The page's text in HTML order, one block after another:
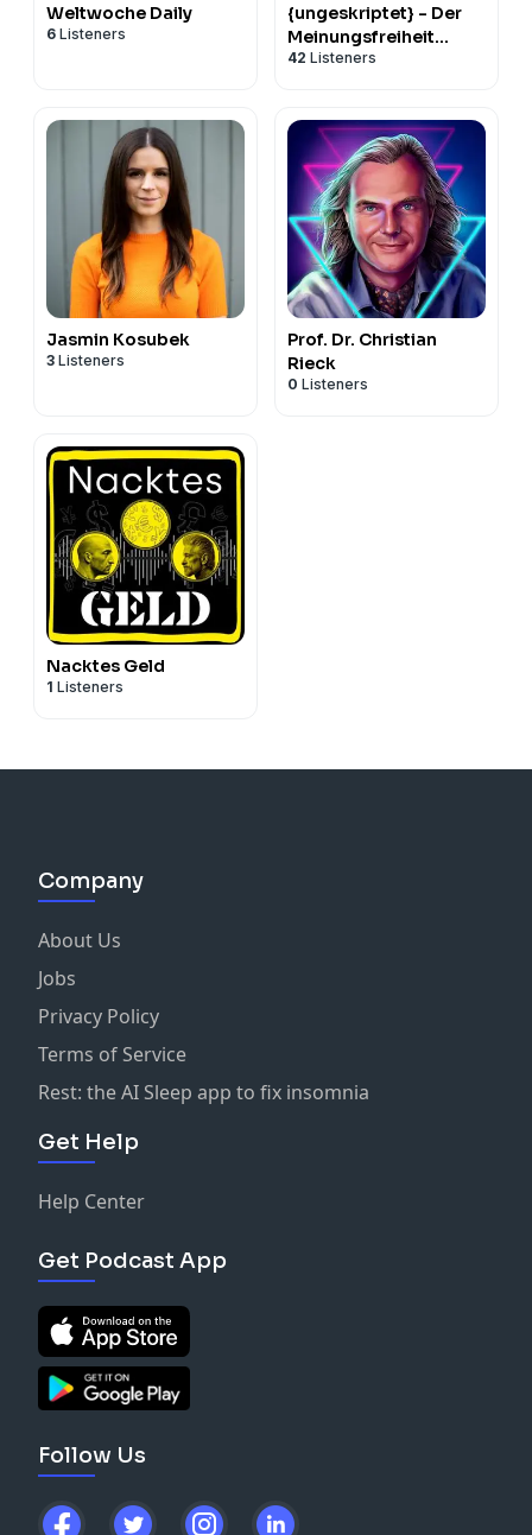
Weltwoche Daily
6 Listeners
{ungeskriptet} - Der
Meinungsfreiheit
verpflichtet.
42 Listeners
Jasmin Kosubek
3 Listeners
Prof. Dr. Christian
Rieck
0 Listeners
Nacktes Geld
1 Listeners
Company
About Us
Jobs
Privacy Policy
Terms of Service
Rest: the AI Sleep app to fix insomnia
Get Help
Help Center
Get Podcast App
Follow Us